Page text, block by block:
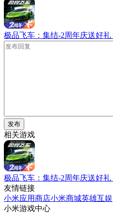
极品飞车：集结-2周年庆送好礼
发布
相关游戏
极品飞车：集结-2周年庆送好礼
友情链接
小米应用商店小米商城英雄互娱
小米游戏中心